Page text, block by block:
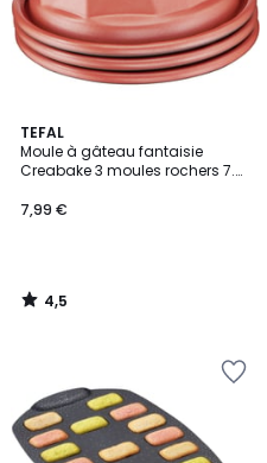
TEFAL
Moule à gâteau fantaisie
Creabake 3 moules rochers 7.5
7,99 €
4,5
/ 5
4,5
/